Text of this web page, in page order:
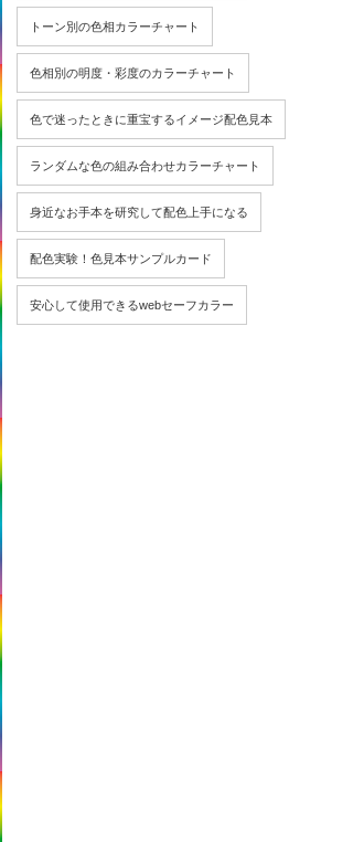
トーン別の色相カラーチャート
色相別の明度・彩度のカラーチャート
色で迷ったときに重宝するイメージ配色見本
ランダムな色の組み合わせカラーチャート
身近なお手本を研究して配色上手になる
配色実験！色見本サンプルカード
安心して使用できるwebセーフカラー